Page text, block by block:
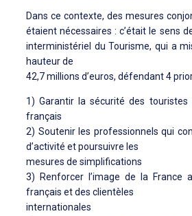
Dans ce contexte, des mesures
étaient nécessaires : c’était le sens
interministériel du Tourisme, qui a
hauteur de
42,7 millions d’euros, défendant 4
1) Garantir la sécurité des
français
2) Soutenir les professionnels qui
d’activité et poursuivre les
mesures de simplifications
3) Renforcer l’image de la France
français et des clientèles
internationales